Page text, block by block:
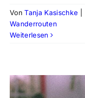
VonTanja Kasischke
Wanderrouten
Weiterlesen